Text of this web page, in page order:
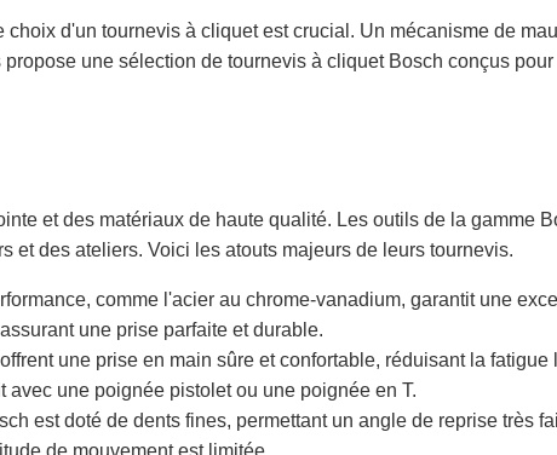
d'un tournevis à cliquet est crucial. Un mécanisme de
une sélection de tournevis à cliquet Bosch conçus
et des matériaux de haute qualité. Les outils de la gamme
et des ateliers. Voici les atouts majeurs de leurs tournevis.
comme l'acier au chrome-vanadium, garantit une
une prise parfaite et durable.
une prise en main sûre et confortable, réduisant la
une poignée pistolet ou une poignée en T.
est doté de dents fines, permettant un angle de reprise très